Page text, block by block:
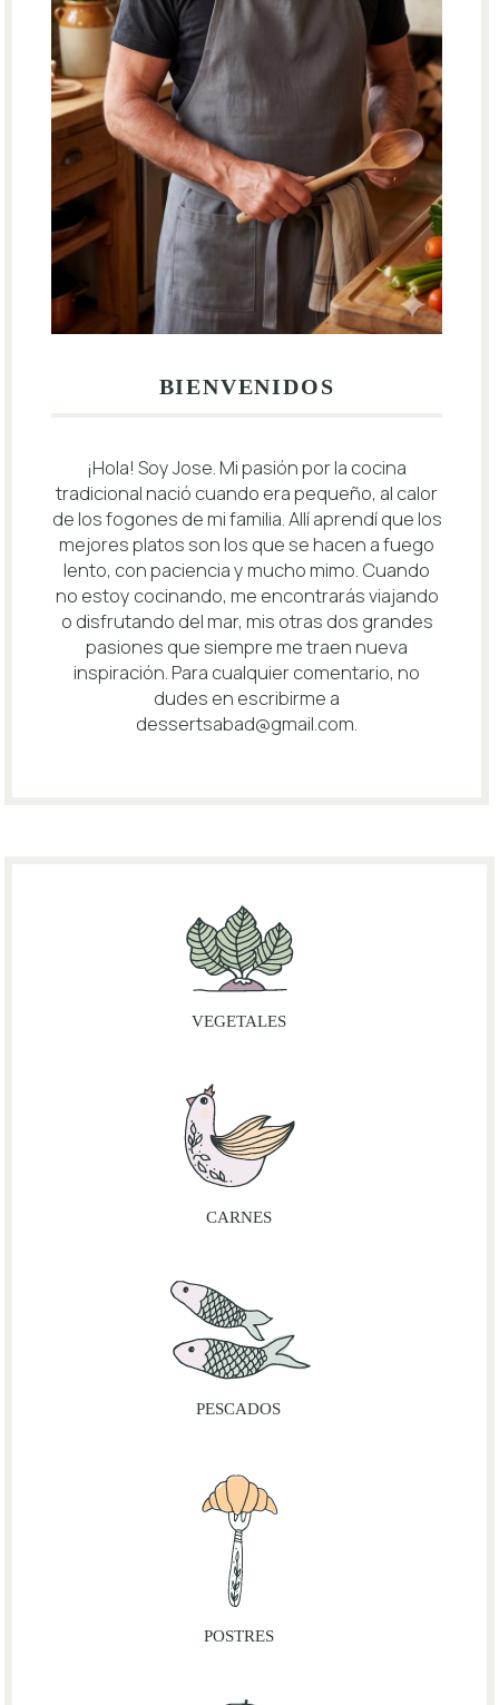
BIENVENIDOS
¡Hola! Soy Jose. Mi pasión por la cocina
tradicional nació cuando era pequeño, al calor
de los fogones de mi familia. Allí aprendí que los
mejores platos son los que se hacen a fuego
lento, con paciencia y mucho mimo. Cuando
no estoy cocinando, me encontrarás viajando
o disfrutando del mar, mis otras dos grandes
pasiones que siempre me traen nueva
inspiración. Para cualquier comentario, no
dudes en escribirme a
dessertsabad@gmail.com.
VEGETALES
CARNES
PESCADOS
POSTRES